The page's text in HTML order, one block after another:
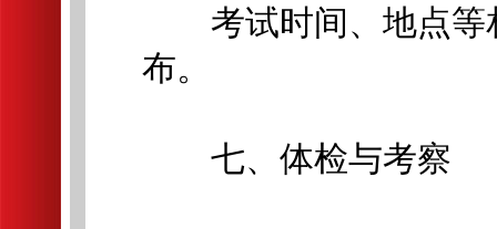
考试时间、地点等
布。
七、体检与考察